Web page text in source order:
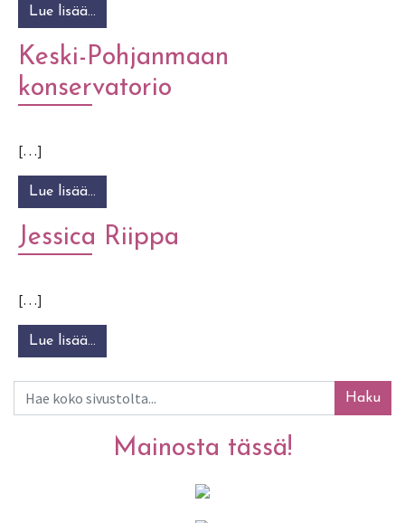
Lue lisää…
Keski-Pohjanmaan
konservatorio
[…]
Lue lisää…
Jessica Riippa
[…]
Lue lisää…
Haku
Mainosta tässä!